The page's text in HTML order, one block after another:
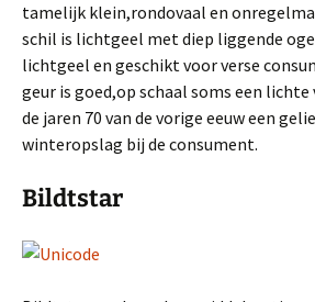
tamelijk klein,rondovaal en
schil is lichtgeel met diep liggende
lichtgeel en geschikt voor verse
geur is goed,op schaal soms een
de jaren 70 van de vorige eeuw een
winteropslag bij de consument.
Bildtstar